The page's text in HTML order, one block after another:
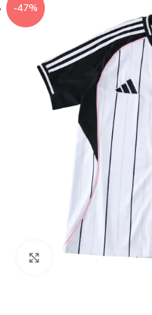
-47%
Click to enlarge